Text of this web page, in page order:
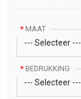
MAAT
BEDRUKKING